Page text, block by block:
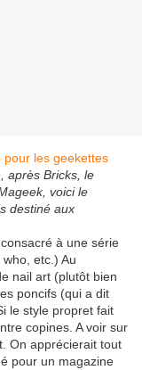
après Bricks, le
voici le
destiné aux
à une série
etc.) Au
nail art (plutôt bien
poncifs (qui a dit
le style propret fait
copines. A voir sur
On apprécierait tout
pour un magazine